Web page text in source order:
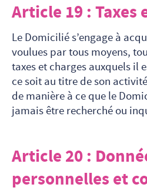
Article 19 : Taxes
Le Domicilié s’engage à
voulues par tous moyens,
taxes et charges auxquels il
ce soit au titre de son
de manière à ce que le
jamais être recherché ou
Article 20 :
personnelles et